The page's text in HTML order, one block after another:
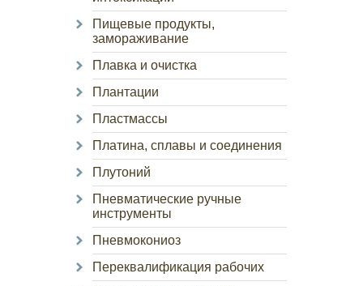
Пищевые продукты,
замораживание
Плавка и очистка
Плантации
Пластмассы
Платина, сплавы и соединения
Плутоний
Пневматические ручные
инструменты
Пневмокониоз
Переквалификация рабочих